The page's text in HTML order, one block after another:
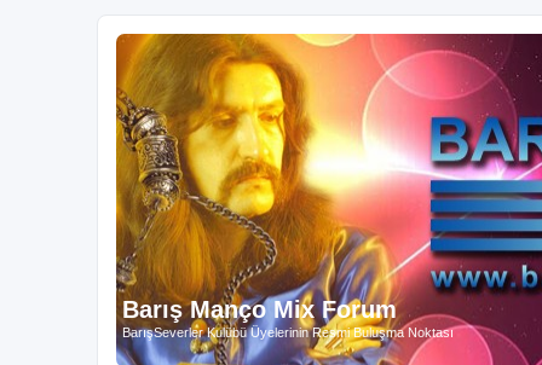
Barış Manço Mix Forum
BarışSeverler Kulübü Üyelerinin Resmi Buluşma Noktası